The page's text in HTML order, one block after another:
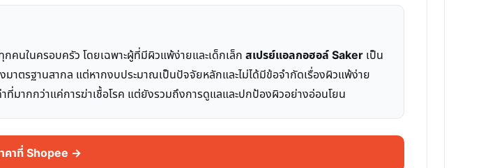
นในครอบครัว โดยเฉพาะผู้ที่มีผิวแพ้ง่ายและเด็กเล็ก สเปรย์แอลกอฮอล์ Saker เป็น
ตรฐานสากล แต่หากงบประมาณเป็นปัจจัยหลักและไม่ได้มีข้อจำกัดเรื่องผิวแพ้ง่าย
มากกว่าแค่การฆ่าเชื้อโรค แต่ยังรวมถึงการดูแลและปกป้องผิวอย่างอ่อนโยน
คาที่ Shopee →